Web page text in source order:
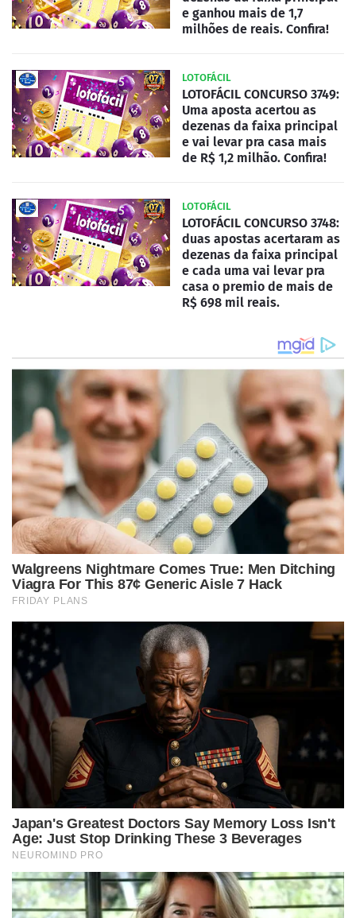
e ganhou mais de 1,7
milhões de reais. Confira!
LOTOFÁCIL
LOTOFÁCIL CONCURSO 3749:
Uma aposta acertou as
dezenas da faixa principal
e vai levar pra casa mais
de R$ 1,2 milhão. Confira!
LOTOFÁCIL
LOTOFÁCIL CONCURSO 3748:
duas apostas acertaram as
dezenas da faixa principal
e cada uma vai levar pra
casa o premio de mais de
R$ 698 mil reais.